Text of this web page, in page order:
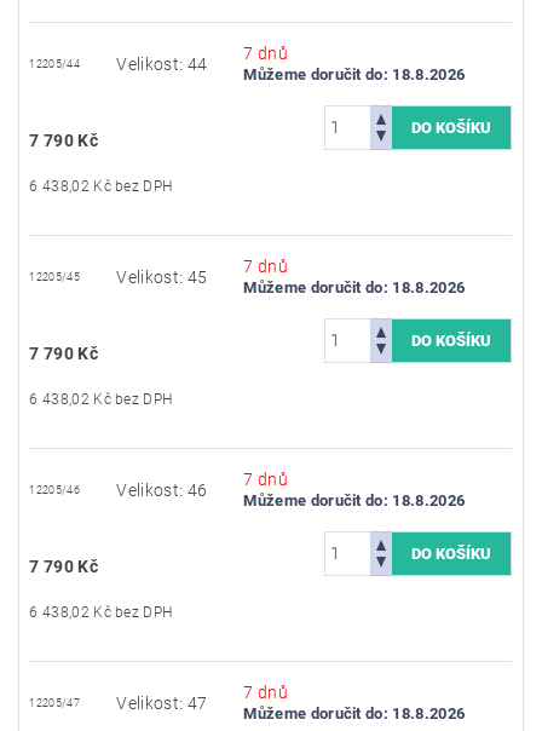
12205/44 Velikost: 44
7 dnů
Můžeme doručit do: 18.8.2026
7 790 Kč
6 438,02 Kč bez DPH
12205/45 Velikost: 45
7 dnů
Můžeme doručit do: 18.8.2026
7 790 Kč
6 438,02 Kč bez DPH
12205/46 Velikost: 46
7 dnů
Můžeme doručit do: 18.8.2026
7 790 Kč
6 438,02 Kč bez DPH
12205/47 Velikost: 47
7 dnů
Můžeme doručit do: 18.8.2026